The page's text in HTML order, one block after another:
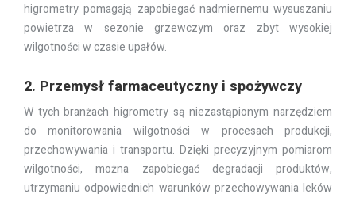
higrometry pomagają zapobiegać nadmiernemu wysuszaniu
powietrza w sezonie grzewczym oraz zbyt wysokiej
wilgotności w czasie upałów.
2. Przemysł farmaceutyczny i spożywczy
W tych branżach higrometry są niezastąpionym narzędziem
do monitorowania wilgotności w procesach produkcji,
przechowywania i transportu. Dzięki precyzyjnym pomiarom
wilgotności, można zapobiegać degradacji produktów,
utrzymaniu odpowiednich warunków przechowywania leków